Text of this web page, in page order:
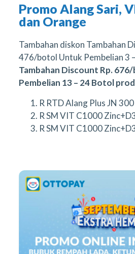
Promo Alang Sari,
dan Orange
Tambahan diskon Tambahan
476/botol Untuk Pembelian 3
Tambahan Discount Rp.
Pembelian 13 – 24 Botol
R RTD Alang Plus JN
R SM VIT C1000
R SM VIT C1000